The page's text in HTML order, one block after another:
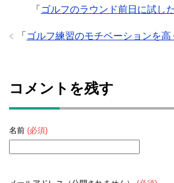
「 ゴルフのラウンド前日に試し
「 ゴルフ練習のモチベーションを
コメントを残す
名前 (必須)